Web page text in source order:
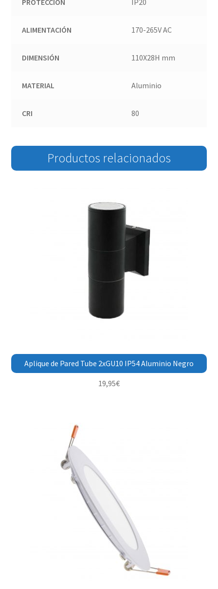
ALIMENTACIÓN 170-265V AC
DIMENSIÓN 110X28H mm
MATERIAL Aluminio
CRI 80
Productos relacionados
Aplique de Pared Tube 2xGU10 IP54 Aluminio Negro
19,95€